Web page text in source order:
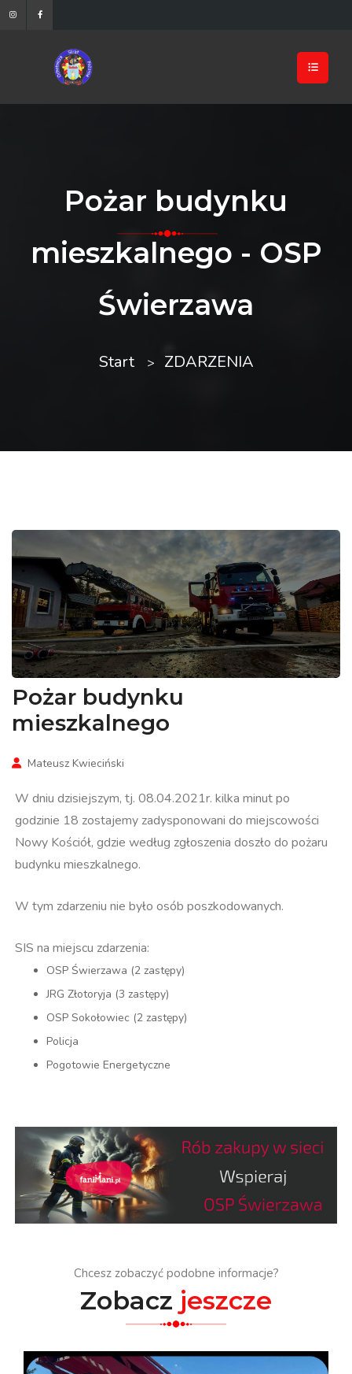
Pożar budynku
mieszkalnego - OSP
Świerzawa
Start ZDARZENIA
Pożar budynku
mieszkalnego
Mateusz Kwieciński
W dniu dzisiejszym, tj. 08.04.2021r. kilka minut po
godzinie 18 zostajemy zadysponowani do miejscowości
Nowy Kościół, gdzie według zgłoszenia doszło do pożaru
budynku mieszkalnego.
W tym zdarzeniu nie było osób poszkodowanych.
SIS na miejscu zdarzenia:
OSP Świerzawa (2 zastępy)
JRG Złotoryja (3 zastępy)
OSP Sokołowiec (2 zastępy)
Policja
Pogotowie Energetyczne
Chcesz zobaczyć podobne informacje?
Zobacz jeszcze